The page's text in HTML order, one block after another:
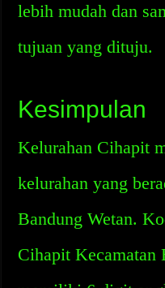
lebih mudah dan
tujuan yang dituju.
Kesimpulan
Kelurahan Cihapit
kelurahan yang
Bandung Wetan.
Cihapit Kecamatan